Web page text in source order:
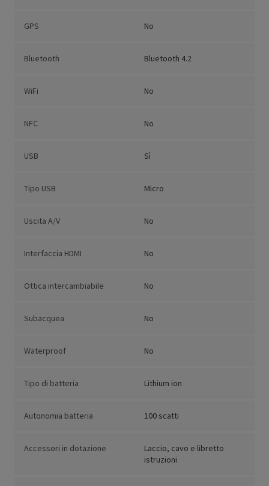
GPS No
Bluetooth Bluetooth 4.2
WiFi No
NFC No
USB Sì
Tipo USB Micro
Uscita A/V No
Interfaccia HDMI No
Ottica intercambiabile No
Subacquea No
Waterproof No
Tipo di batteria Lithium ion
Autonomia batteria 100 scatti
Accessori in dotazione
Laccio, cavo e libretto
istruzioni